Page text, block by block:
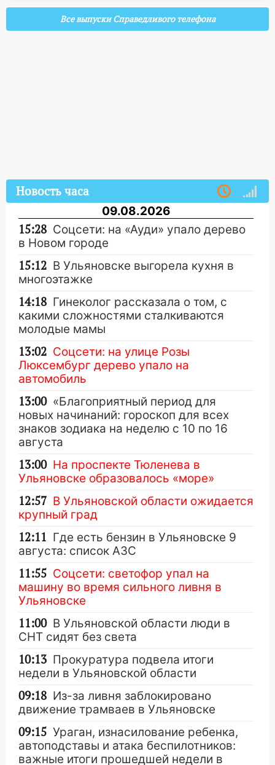
Все выпуски Справедливого телефона
Новость часа
09.08.2026
15:28 Соцсети: на «Ауди» упало дерево
в Новом городе
15:12 В Ульяновске выгорела кухня в
многоэтажке
14:18 Гинеколог рассказала о том, с
какими сложностями сталкиваются
молодые мамы
13:02 Соцсети: на улице Розы
Люксембург дерево упало на
автомобиль
13:00 «Благоприятный период для
новых начинаний: гороскоп для всех
знаков зодиака на неделю с 10 по 16
августа
13:00 На проспекте Тюленева в
Ульяновске образовалось «море»
12:57 В Ульяновской области ожидается
крупный град
12:11 Где есть бензин в Ульяновске 9
августа: список АЗС
11:55 Соцсети: светофор упал на
машину во время сильного ливня в
Ульяновске
11:00 В Ульяновской области люди в
СНТ сидят без света
10:13 Прокуратура подвела итоги
недели в Ульяновской области
09:18 Из-за ливня заблокировано
движение трамваев в Ульяновске
09:15 Ураган, изнасилование ребенка,
автоподставы и атака беспилотников:
важные итоги прошедшей недели в